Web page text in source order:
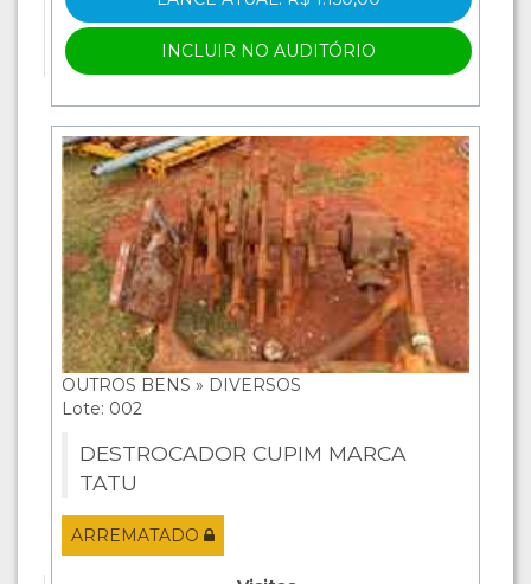
INCLUIR NO AUDITÓRIO
OUTROS BENS » DIVERSOS
Lote: 002
DESTROCADOR CUPIM MARCA
TATU
ARREMATADO